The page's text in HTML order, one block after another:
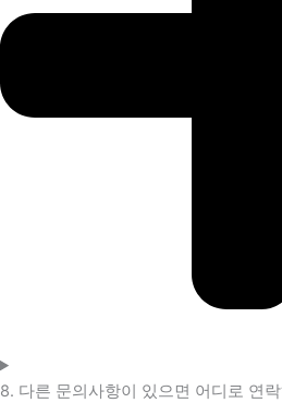
8. 다른 문의사항이 있으면 어디로 연